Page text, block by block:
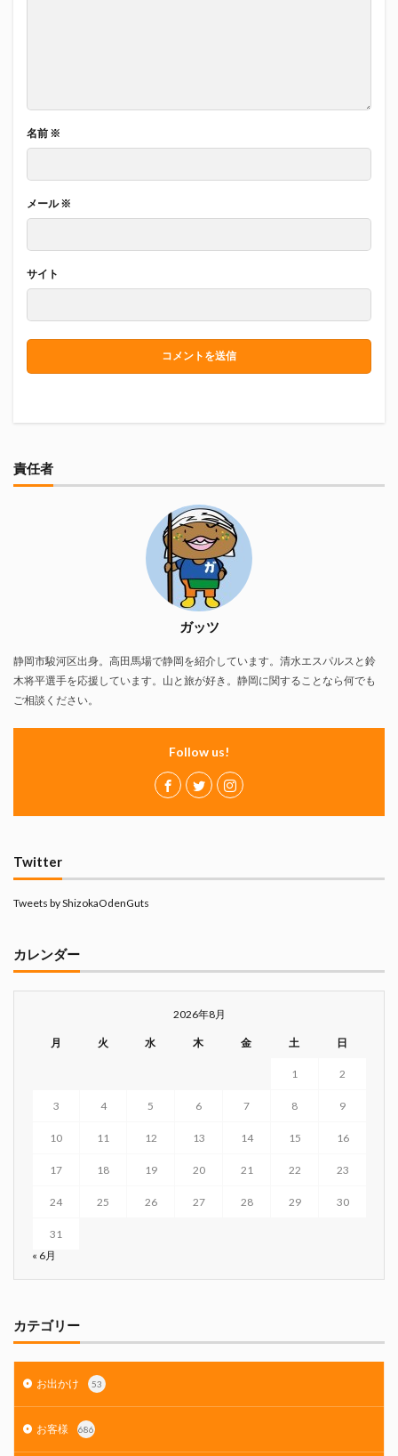
名前 ※
メール※
サイト
責任者
ガッツ
静岡市駿河区出身。高田馬場で静岡を紹介しています。清水エスパルスと鈴
木将平選手を応援しています。山と旅が好き。静岡に関することなら何でも
ご相談ください。
Follow us!
Twitter
Tweets by ShizokaOdenGuts
カレンダー
2026年8月
月 火 水 木 金 土 日
1 2
3 4 5 6 7 8 9
10 11 12 13 14 15 16
17 18 19 20 21 22 23
24 25 26 27 28 29 30
31
« 6月
カテゴリー
お出かけ 53
お客様 686